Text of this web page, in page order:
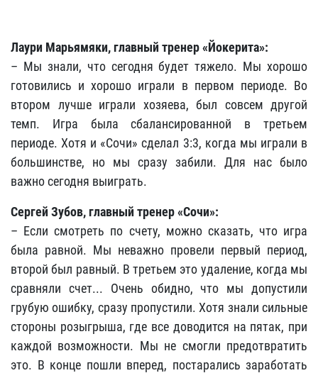
Лаури Марьямяки, главный тренер «Йокерита»:
– Мы знали, что сегодня будет тяжело. Мы хорошо
готовились и хорошо играли в первом периоде. Во
втором лучше играли хозяева, был совсем другой
темп. Игра была сбалансированной в третьем
периоде. Хотя и «Сочи» сделал 3:3, когда мы играли в
большинстве, но мы сразу забили. Для нас было
важно сегодня выиграть.
Сергей Зубов, главный тренер «Сочи»:
– Если смотреть по счету, можно сказать, что игра
была равной. Мы неважно провели первый период,
второй был равный. В третьем это удаление, когда мы
сравняли счет... Очень обидно, что мы допустили
грубую ошибку, сразу пропустили. Хотя знали сильные
стороны розыгрыша, где все доводится на пятак, при
каждой возможности. Мы не смогли предотвратить
это. В конце пошли вперед, постарались заработать